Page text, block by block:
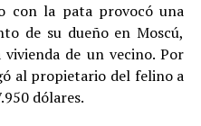
con la pata provocó una
de su dueño en Moscú,
de un vecino. Por
al propietario del felino a
dólares.